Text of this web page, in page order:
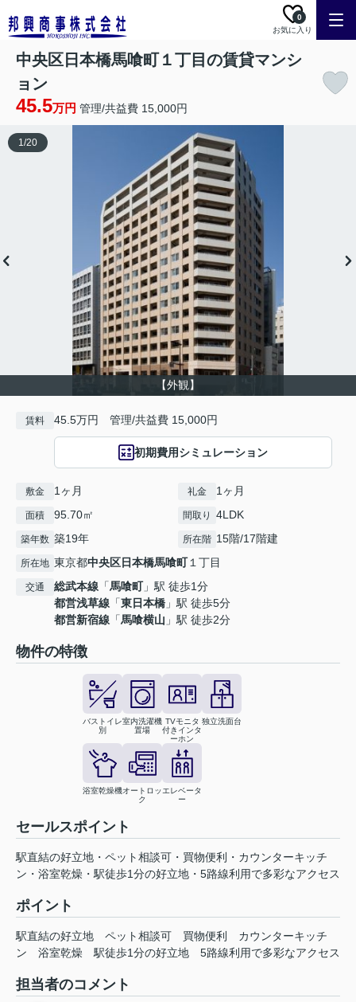
お気に入り
0
中央区日本橋馬喰町１丁目の賃貸マンシ
ョン
45.5万円 管理/共益費 15,000円
【外観】
1/20
賃料 45.5万円 管理/共益費 15,000円
初期費用シミュレーション
敷金 1ヶ月 礼金 1ヶ月
面積 95.70㎡ 間取り 4LDK
築年数 築19年 所在階 15階/17階建
所在地 東京都中央区日本橋馬喰町１丁目
交通 総武本線 「馬喰町」駅 徒歩1分
都営浅草線 「東日本橋 」駅 徒歩5分
都営新宿線 「馬喰横山 」駅 徒歩2分
物件の特徴
バストイレ
別
室内洗濯機
置場
TVモニタ
付きインタ
ーホン
独立洗面台
浴室乾燥機オートロッ
ク
エレベータ
ー
セールスポイント
駅直結の好立地・ペット相談可・買物便利・カウンターキッチ
ン・浴室乾燥・駅徒歩1分の好立地・5路線利用で多彩なアクセス
ポイント
駅直結の好立地 ペット相談可 買物便利
カウンターキッチ
ン
浴室乾燥 駅徒歩1分の好立地 5路線利用で多彩なアクセス
担当者のコメント